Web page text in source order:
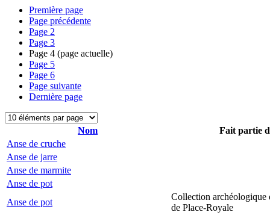
Première page
Page précédente
Page 2
Page 3
Page 4 (page actuelle)
Page 5
Page 6
Page suivante
Dernière page
Nom
Fait partie
Anse de cruche
Anse de jarre
Anse de marmite
Anse de pot
Anse de pot
Collection archéologique
de Place-Royale